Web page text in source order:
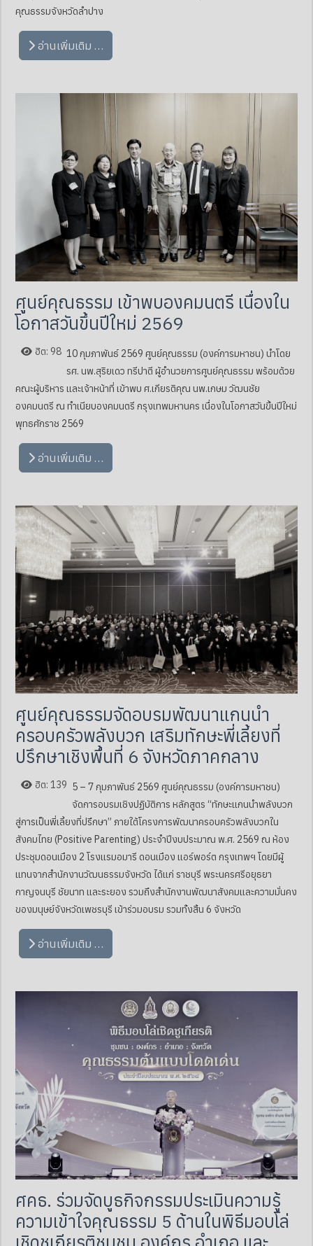
คุณธรรมจังหวัดลำปาง
อ่านเพิ่มเติม …
ศูนย์คุณธรรม เข้าพบองคมนตรี เนื่องใน
โอกาสวันขึ้นปีใหม่ 2569
ฮิต: 98 10 กุมภาพันธ์ 2569 ศูนย์คุณธรรม (องค์การมหาชน) นำโดย
รศ. นพ.สุริยเดว ทรีปาตี ผู้อำนวยการศูนย์คุณธรรม พร้อมด้วย
คณะผู้บริหาร และเจ้าหน้าที่ เข้าพบ ศ.เกียรติคุณ นพ.เกษม วัฒนชัย
องคมนตรี ณ ทำเนียบองคมนตรี กรุงเทพมหานคร เนื่องในโอกาสวันขึ้นปีใหม่
พุทธศักราช 2569
อ่านเพิ่มเติม …
ศูนย์คุณธรรมจัดอบรมพัฒนาแกนนำ
ครอบครัวพลังบวก เสริมทักษะพี่เลี้ยงที่
ปรึกษาเชิงพื้นที่ 6 จังหวัดภาคกลาง
ฮิต: 139 5 – 7 กุมภาพันธ์ 2569 ศูนย์คุณธรรม (องค์การมหาชน)
จัดการอบรมเชิงปฏิบัติการ หลักสูตร “ทักษะแกนนำพลังบวก
สู่การเป็นพี่เลี้ยงที่ปรึกษา” ภายใต้โครงการพัฒนาครอบครัวพลังบวกใน
สังคมไทย (Positive Parenting) ประจำปีงบประมาณ พ.ศ. 2569 ณ ห้อง
ประชุมดอนเมือง 2 โรงแรมอมารี ดอนเมือง แอร์พอร์ต กรุงเทพฯ โดยมีผู้
แทนจากสำนักงานวัฒนธรรมจังหวัด ได้แก่ ราชบุรี พระนครศรีอยุธยา
กาญจนบุรี ชัยนาท และระยอง รวมถึงสำนักงานพัฒนาสังคมและความมั่นคง
ของมนุษย์จังหวัดเพชรบุรี เข้าร่วมอบรม รวมทั้งสิ้น 6 จังหวัด
อ่านเพิ่มเติม …
ศคธ. ร่วมจัดบูธกิจกรรมประเมินความรู้
ความเข้าใจคุณธรรม 5 ด้านในพิธีมอบโล่